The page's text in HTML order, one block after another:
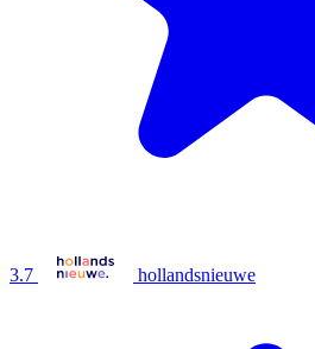
3.7 hollandsnieuwe